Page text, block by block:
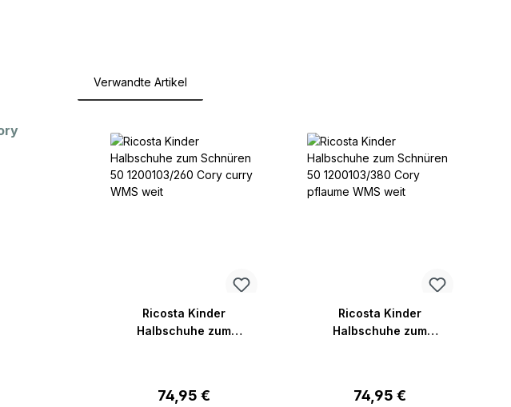
Verwandte Artikel
Ricosta Kinder
Halbschuhe zum
Regulärer Preis:
74,95 €
Ricosta Kinder
Halbschuhe zum
Regulärer Preis:
74,95 €